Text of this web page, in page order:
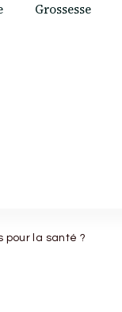
Grossesse
pour la santé ?